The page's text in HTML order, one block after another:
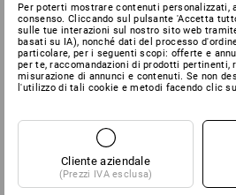
Per poterti mostrare contenuti personalizzati,
consenso. Cliccando sul pulsante 'Accetta
sulle tue interazioni sul nostro sito web
basati su IA), nonché dati del processo
particolare, per i seguenti scopi: offerte e
per te, raccomandazioni di prodotti pertinenti,
misurazione di annunci e contenuti. Se non
l'utilizzo di tali cookie e metodi facendo clic
Cliente aziendale
(Prezzi IVA esclusa)